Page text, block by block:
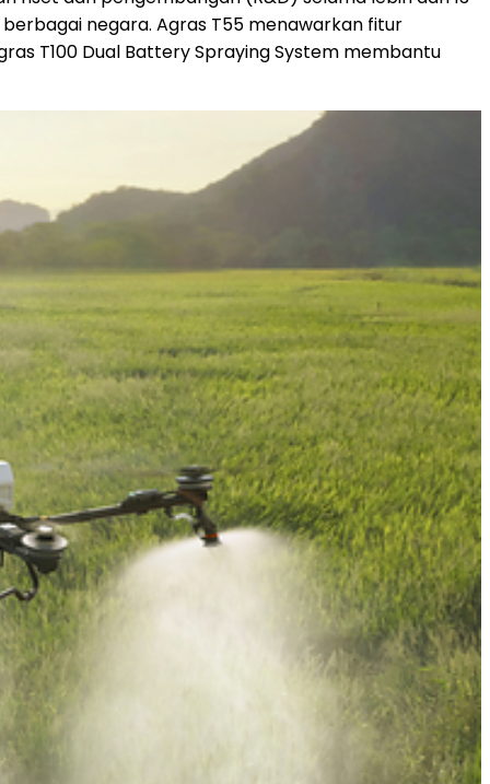
negara. Agras T55 menawarkan fitur
T100 Dual Battery Spraying System membantu